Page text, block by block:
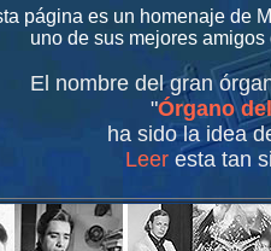
página es un homenaje de
uno de sus mejores
El nombre del gran
"Órgano
ha sido la idea
Leeresta tan